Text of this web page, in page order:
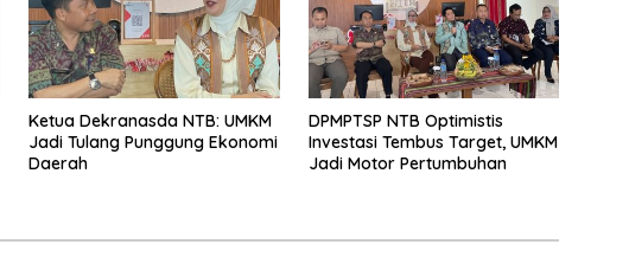
Ketua Dekranasda NTB: UMKM
Jadi Tulang Punggung Ekonomi
Daerah
DPMPTSP NTB Optimistis
Investasi Tembus Target, UMKM
Jadi Motor Pertumbuhan